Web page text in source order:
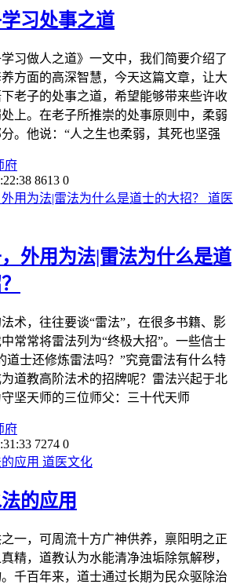
习处事之道
习做人之道》一文中，我们简要介绍了
方面的高深智慧，今天这篇文章，让大
老子的处事之道，希望能够带来些许收
上。在老子所推崇的处事原则中，柔弱
。他说：“人之生也柔弱，其死也坚强
府
8613 0
道医
外用为法|雷法为什么是道
术，往往要谈“雷法”，在很多书籍、影
常常将雷法列为“终极大招”。一些信士
道士还修炼雷法吗？”究竟雷法有什么特
道教高阶法术的招牌呢？雷法兴起于北
坚天师的三位师父：三十代天师
府
7274 0
道医文化
的应用
一，可周流十方广神供养，禀阳明之正
精，道教认为水能清净浊垢除氛解秽，
千百年来，道士通过长期为民众驱除治